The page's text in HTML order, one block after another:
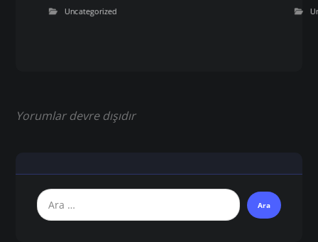
Uncategorized
Yorumlar devre dışıdır